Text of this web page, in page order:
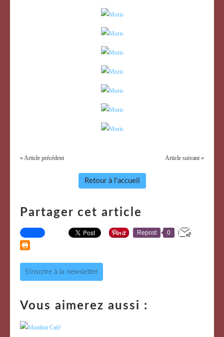
« Article précédent Article suivant »
Retour à l'accueil
Partager cet article
Repost 0
S'inscrire à la newsletter
Vous aimerez aussi :